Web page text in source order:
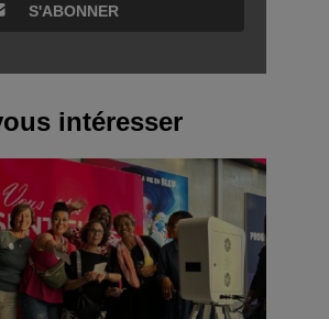
S'ABONNER
intéresser